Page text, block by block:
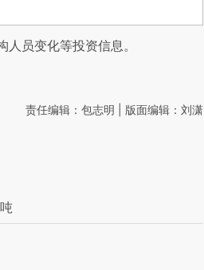
人员变化等投资信息。
责任编辑：包志明 | 版面编辑：刘潇